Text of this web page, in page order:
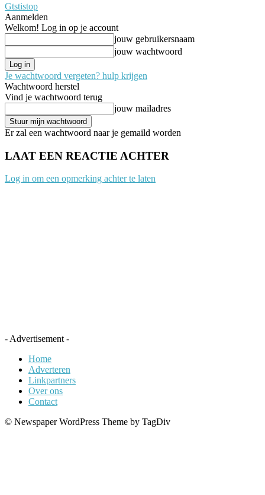
Gtstistop
Aanmelden
Welkom! Log in op je account
jouw gebruikersnaam
jouw wachtwoord
Je wachtwoord vergeten? hulp krijgen
Wachtwoord herstel
Vind je wachtwoord terug
jouw mailadres
Er zal een wachtwoord naar je gemaild worden
LAAT EEN REACTIE ACHTER
Log in om een opmerking achter te laten
- Advertisement -
Home
Adverteren
Linkpartners
Over ons
Contact
© Newspaper WordPress Theme by TagDiv